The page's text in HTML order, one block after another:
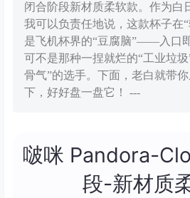
闭合阶段新材质柔软款。作为白
我可以负责任地说，这款杯子在
是飞机杯界的“豆腐脑”——入口
可不是那种一捏就烂的“工业垃
骨气”的选手。下面，老白就带
下，好好盘一盘它！ ---
啵咪 Pandora-
段-新材质